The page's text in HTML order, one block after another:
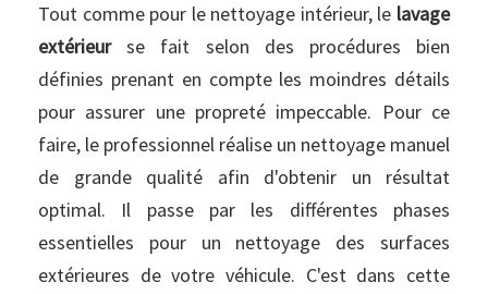
Tout comme pour le nettoyage intérieur, le lavage
extérieurse fait selon des procédures bien
définies prenant en compte les moindres détails
pour assurer une propreté impeccable. Pour ce
faire, le professionnel réalise un nettoyage manuel
de grande qualité afin d'obtenir un résultat
optimal. Il passe par les différentes phases
essentielles pour un nettoyage des surfaces
extérieures de votre véhicule. C'est dans cette